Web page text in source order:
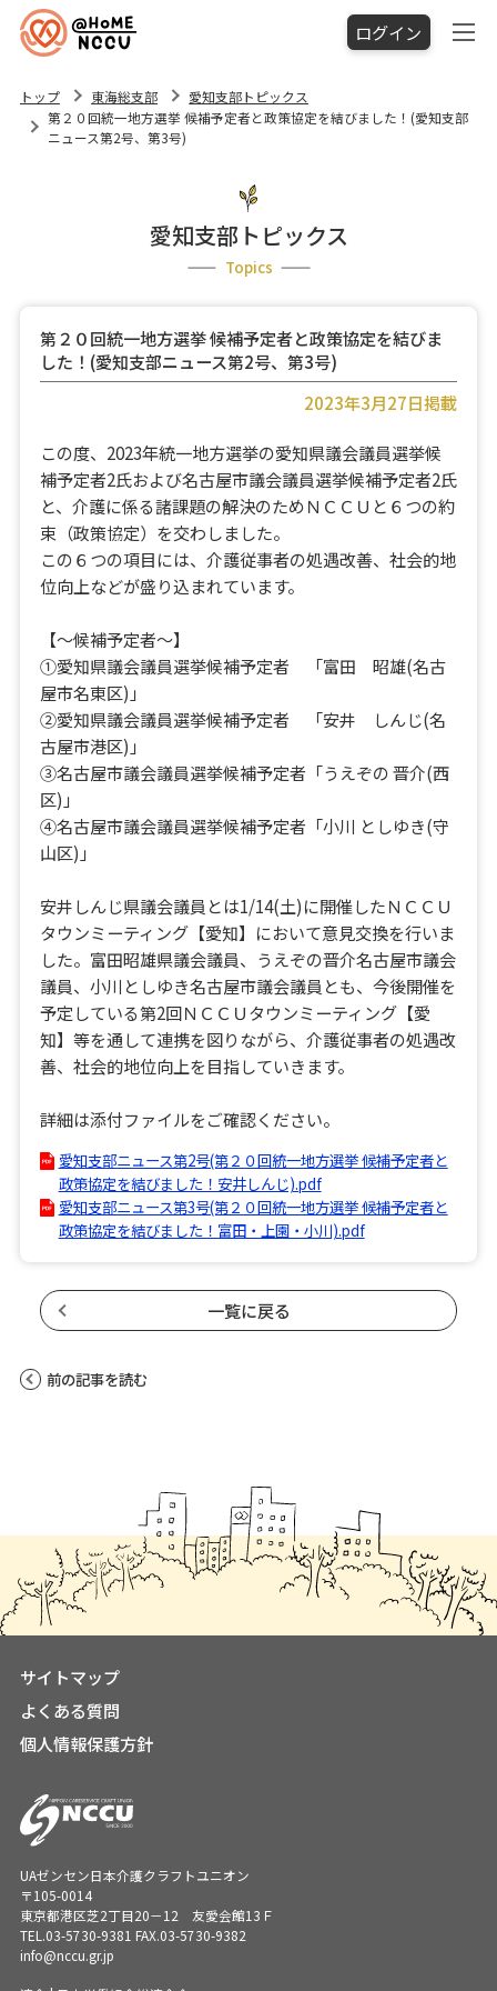
ログイン
トップ 東海総支部
愛知支部トピックス
第２０回統一地方選挙 候補予定者と政策協定を結びました！(愛知支部
ニュース第2号、第3号)
愛知支部トピックス
Topics
第２０回統一地方選挙 候補予定者と政策協定を結びま
した！(愛知支部ニュース第2号、第3号)
2023年3月27日掲載
この度、2023年統一地方選挙の愛知県議会議員選挙候
補予定者2氏および名古屋市議会議員選挙候補予定者2氏
と、介護に係る諸課題の解決のためＮＣＣＵと６つの約
束（政策協定）を交わしました。
この６つの項目には、介護従事者の処遇改善、社会的地
位向上などが盛り込まれています。
【～候補予定者～】
①愛知県議会議員選挙候補予定者 「富田 昭雄(名古
屋市名東区)」
②愛知県議会議員選挙候補予定者 「安井 しんじ(名
古屋市港区)」
③名古屋市議会議員選挙候補予定者「うえぞの 晋介(西
区)」
④名古屋市議会議員選挙候補予定者「小川 としゆき(守
山区)」
安井しんじ県議会議員とは1/14(土)に開催したＮＣＣＵ
タウンミーティング【愛知】において意見交換を行いま
した。富田昭雄県議会議員、うえぞの晋介名古屋市議会
議員、小川としゆき名古屋市議会議員とも、今後開催を
予定している第2回ＮＣＣＵタウンミーティング【愛
知】等を通して連携を図りながら、介護従事者の処遇改
善、社会的地位向上を目指していきます。
詳細は添付ファイルをご確認ください。
愛知支部ニュース第2号(第２０回統一地方選挙 候補予定者と
政策協定を結びました！安井しんじ).pdf
愛知支部ニュース第3号(第２０回統一地方選挙 候補予定者と
政策協定を結びました！富田・上園・小川).pdf
一覧に戻る
前の記事を読む
サイトマップ
よくある質問
個人情報保護方針
UAゼンセン日本介護クラフトユニオン
〒105-0014
東京都港区芝2丁目20－12 友愛会館13Ｆ
TEL.03-5730-9381 FAX.03-5730-9382
info@nccu.gr.jp